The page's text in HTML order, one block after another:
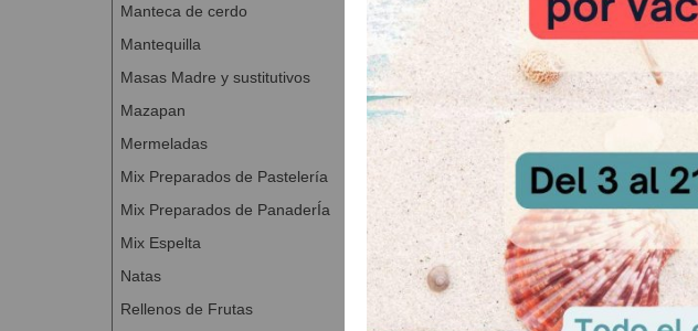
Manteca de cerdo
Mantequilla
Masas Madre y sustitutivos
Mazapan
Mermeladas
Mix Preparados de Pastelería
Mix Preparados de PanaderÍa
Mix Espelta
Natas
Rellenos de Frutas